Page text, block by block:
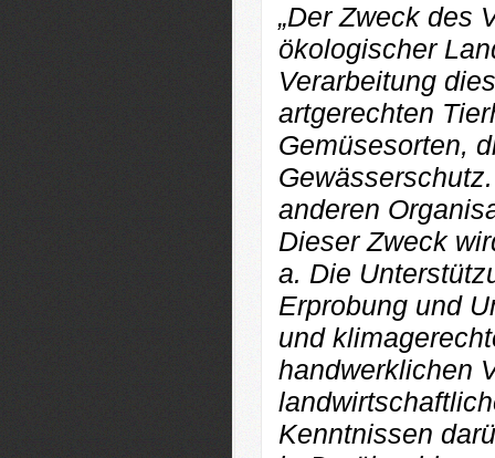
„Der Zweck des
ökologischer
Verarbeitung
artgerechten
Gemüsesorten,
anderen
Dieser Zweck
a. Die
Erprobung und
und
handwerklichen
Kenntnissen